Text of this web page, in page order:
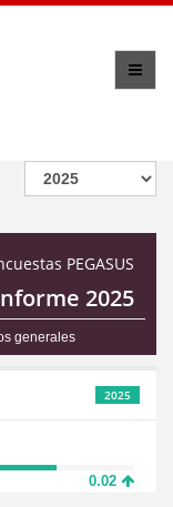
PEGASUS
2025
generales
2025
0.02